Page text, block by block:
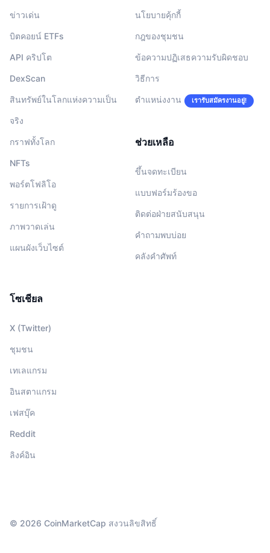
ข่าวเด่น
บิตคอยน์ ETFs
API คริปโต
DexScan
สินทรัพย์ในโลกแห่งความเป็น
จริง
กราฟทั้งโลก
NFTs
พอร์ตโฟลิโอ
รายการเฝ้าดู
ภาพวาดเล่น
แผนผังเว็บไซต์
นโยบายคุ้กกี้
กฎของชุมชน
ข้อความปฏิเสธความรับผิดชอบ
วิธีการ
ตำแหน่งงาน เรารับสมัครงานอยู่!
ช่วยเหลือ
ขึ้นจดทะเบียน
แบบฟอร์มร้องขอ
ติดต่อฝ่ายสนับสนุน
คำถามพบบ่อย
คลังคำศัพท์
โซเชียล
X (Twitter)
ชุมชน
เทเลแกรม
อินสตาแกรม
เฟสบุ๊ค
Reddit
ลิงค์อิน
© 2026 CoinMarketCap สงวนลิขสิทธิ์